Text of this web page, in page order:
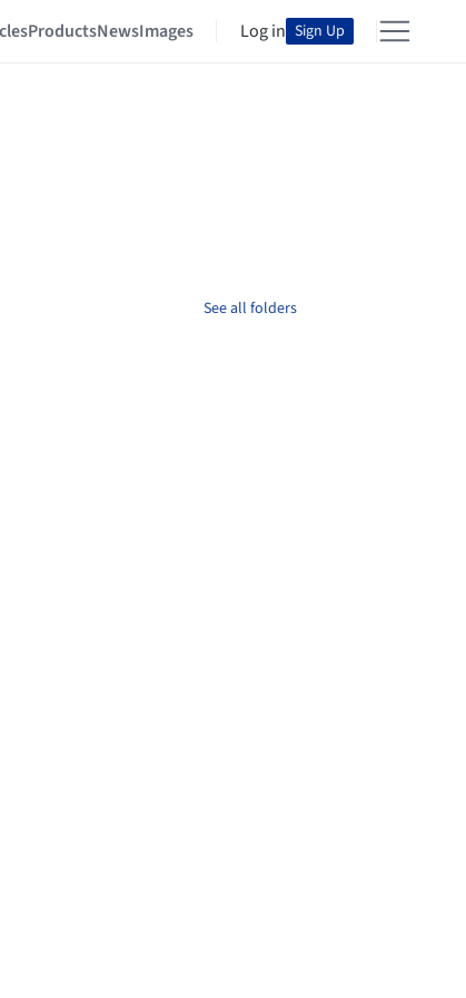
ProductsNewsImages Log in Sign Up
See all folders